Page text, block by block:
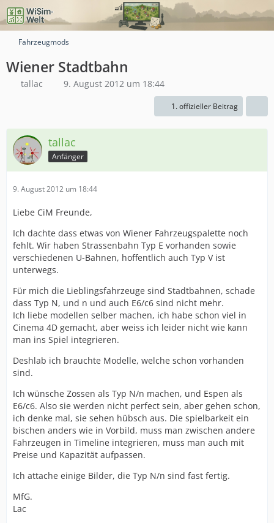
Fahrzeugmods
Wiener Stadtbahn
tallac 9. August 2012 um 18:44
1. offizieller Beitrag
tallac
Anfänger
9. August 2012 um 18:44
Liebe CiM Freunde,
Ich dachte dass etwas von Wiener Fahrzeugspalette noch
fehlt. Wir haben Strassenbahn Typ E vorhanden sowie
verschiedenen U-Bahnen, hoffentlich auch Typ V ist
unterwegs.
Für mich die Lieblingsfahrzeuge sind Stadtbahnen, schade
dass Typ N, und n und auch E6/c6 sind nicht mehr.
Ich liebe modellen selber machen, ich habe schon viel in
Cinema 4D gemacht, aber weiss ich leider nicht wie kann
man ins Spiel integrieren.
Deshlab ich brauchte Modelle, welche schon vorhanden
sind.
Ich wünsche Zossen als Typ N/n machen, und Espen als
E6/c6. Also sie werden nicht perfect sein, aber gehen schon,
ich denke mal, sie sehen hübsch aus. Die spielbarkeit ein
bischen anders wie in Vorbild, muss man zwischen andere
Fahrzeugen in Timeline integrieren, muss man auch mit
Preise und Kapazität aufpassen.
Ich attache einige Bilder, die Typ N/n sind fast fertig.
MfG.
Lac